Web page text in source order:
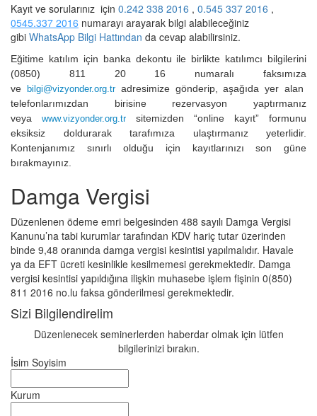
Kayıt ve sorularınız için 0.242 338 2016 , 0.545 337 2016 ,
0545.337 2016 numarayı arayarak bilgi alabileceğiniz
gibi WhatsApp Bilgi Hattından da cevap alabilirsiniz.
Eğitime katılım için banka dekontu ile birlikte katılımcı bilgilerini
(0850) 811 20 16 numaralı faksımıza
ve bilgi@vizyonder.org.tradresimize gönderip, aşağıda yer alan
telefonlarımızdan birisine rezervasyon yaptırmanız
veya www.vizyonder.org.tr sitemizden “online kayıt” formunu
eksiksiz doldurarak tarafımıza ulaştırmanız yeterlidir.
Kontenjanımız sınırlı olduğu için kayıtlarınızı son güne
bırakmayınız.
Damga Vergisi
Düzenlenen ödeme emri belgesinden 488 sayılı Damga Vergisi
Kanunu’na tabi kurumlar tarafından KDV hariç tutar üzerinden
binde 9,48 oranında damga vergisi kesintisi yapılmalıdır. Havale
ya da EFT ücreti kesinlikle kesilmemesi gerekmektedir. Damga
vergisi kesintisi yapıldığına ilişkin muhasebe işlem fişinin 0(850)
811 2016 no.lu faksa gönderilmesi gerekmektedir.
Sizi Bilgilendirelim
Düzenlenecek seminerlerden haberdar olmak için lütfen
bilgilerinizi bırakın.
İsim Soyisim
Kurum